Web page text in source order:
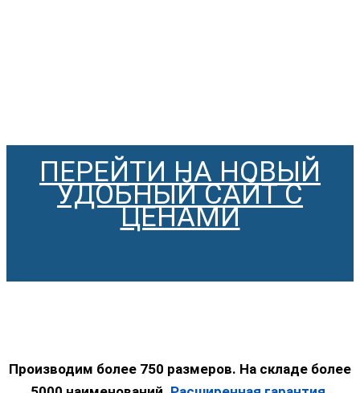
ПЕРЕЙТИ НА НОВЫЙ
УДОБНЫЙ САЙТ С
ЦЕНАМИ
Производим более 750 размеров. На складе более